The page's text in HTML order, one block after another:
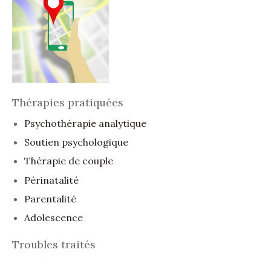
Thérapies pratiquées
Psychothérapie analytique
Soutien psychologique
Thérapie de couple
Périnatalité
Parentalité
Adolescence
Troubles traités